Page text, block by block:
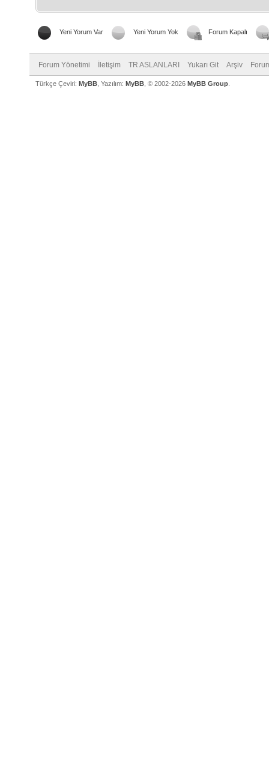
Yeni Yorum Var Yeni Yorum Yok Forum Kapalı
Forum Yönetimi İletişim TR ASLANLARI Yukarı Git Arşiv
Türkçe Çeviri: MyBB , Yazılım: MyBB , © 2002-2026 MyBB Group